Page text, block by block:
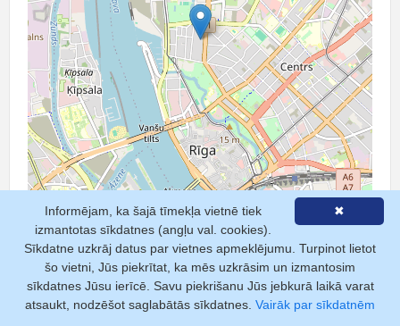
Leaflet| ©OpenStreetMap contributors
✖
Informējam, ka šajā tīmekļa vietnē tiek
izmantotas sīkdatnes (angļu val. cookies).
Sīkdatne uzkrāj datus par vietnes apmeklējumu. Turpinot lietot
šo vietni, Jūs piekrītat, ka mēs uzkrāsim un izmantosim
sīkdatnes Jūsu ierīcē. Savu piekrišanu Jūs jebkurā laikā varat
atsaukt, nodzēšot saglabātās sīkdatnes. Vairāk par sīkdatnēm